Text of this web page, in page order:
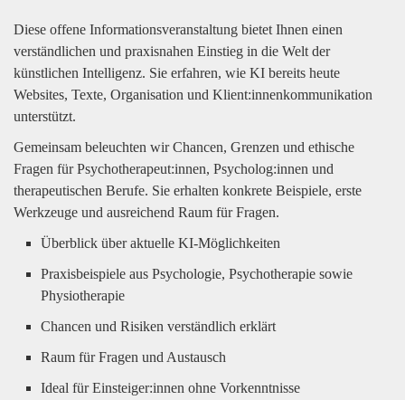
Diese offene Informationsveranstaltung bietet Ihnen einen
verständlichen und praxisnahen Einstieg in die Welt der
künstlichen Intelligenz. Sie erfahren, wie KI bereits heute
Websites, Texte, Organisation und Klient:innenkommunikation
unterstützt.
Gemeinsam beleuchten wir Chancen, Grenzen und ethische
Fragen für Psychotherapeut:innen, Psycholog:innen und
therapeutischen Berufe. Sie erhalten konkrete Beispiele, erste
Werkzeuge und ausreichend Raum für Fragen.
Überblick über aktuelle KI-Möglichkeiten
Praxisbeispiele aus Psychologie, Psychotherapie sowie
Physiotherapie
Chancen und Risiken verständlich erklärt
Raum für Fragen und Austausch
Ideal für Einsteiger:innen ohne Vorkenntnisse